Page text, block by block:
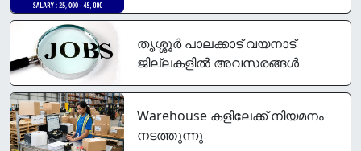
തൃശ്ശൂർ പാലക്കാട്‌ വയനാട്
ജില്ലകളിൽ അവസരങ്ങൾ
Warehouse കളിലേക്ക് നിയമനം
നടത്തുന്നു